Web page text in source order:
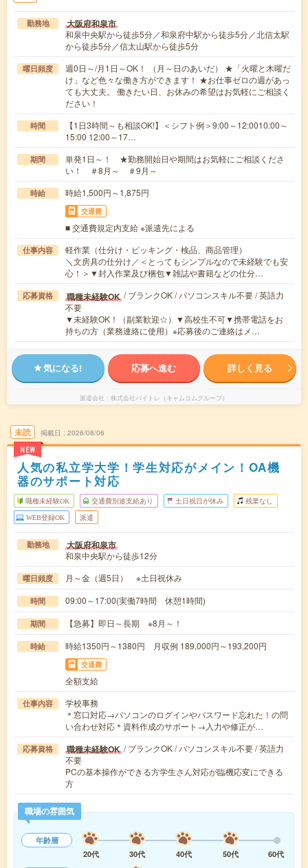
勤務地 大阪府和泉市
和泉中央駅から徒歩5分／和泉府中駅から徒歩5分／北信太駅
から徒歩5分／信太山駅から徒歩5分
曜日頻度
週0日～/月1日～OK！ （月～日のあいだ） ★「火曜と木曜だ
け」など色々な働き方ができます！ ★お仕事ゼロの週があっ
ても大丈夫。 働きたい日、お休みの希望はお気軽にご相談く
ださい！
時間
【1日3時間～も相談OK!】＜シフト例＞9:00～12:0010:00～
15:00 12:00～17…
期間
単発1日～！ ★勤務開始日や期間はお気軽にご相談くださ
い！ ＃8月～ ＃9月～
時給 時給1,500円～1,875円
交通費
■ 交通費規定内支給 ※派遣先による
仕事内容
軽作業（仕分け・ピッキング・検品、商品管理）
＼文房具の仕分け／＜とってもシンプルなので未経験でも安
心！＞▼封入作業及び梱包▼雑誌や書籍などの仕分…
応募資格 職種未経験OK / ブランクOK / パソコンスキル不要 / 英語力
不要
▼未経験OK！（副業歓迎☆）▼高校生不可▼携帯電話をお
持ちの方（業務連絡に使用）※応募後のご連絡はメ…
気になる! 応募へ進む 詳しく見る
派遣会社 株式会社バイトレ（キャムコムグループ）
未読
NEW
掲載日 2026/08/06
人気の私立学大学！学生対応がメイン！OA機
器のサポート対応
職種未経験OK 交通費別途支給あり 土日祝日が休み 残業なし
WEB登録OK 派遣
勤務地 大阪府和泉市
和泉中央駅から徒歩12分
曜日頻度 月～金（週5日） ※土日祝休み
時間 09:00～17:00(実働7時間 休憩1時間)
期間 【急募】即日～長期 ※8月～！
時給 時給1350円～1380円 月収例 189,000円～193,200円
交通費
全額支給
仕事内容
学校事務
＊窓口対応→パソコンのログインやパスワード忘れた！の問
い合わせ対応＊資料作成のサポート→入力や修正が…
応募資格 職種未経験OK / ブランクOK / パソコンスキル不要 / 英語力
不要
PCの基本操作ができる方学生さん対応が臨機応変にできる
方
職場の雰囲気
年齢層
20代
30代 40代 50代 60代